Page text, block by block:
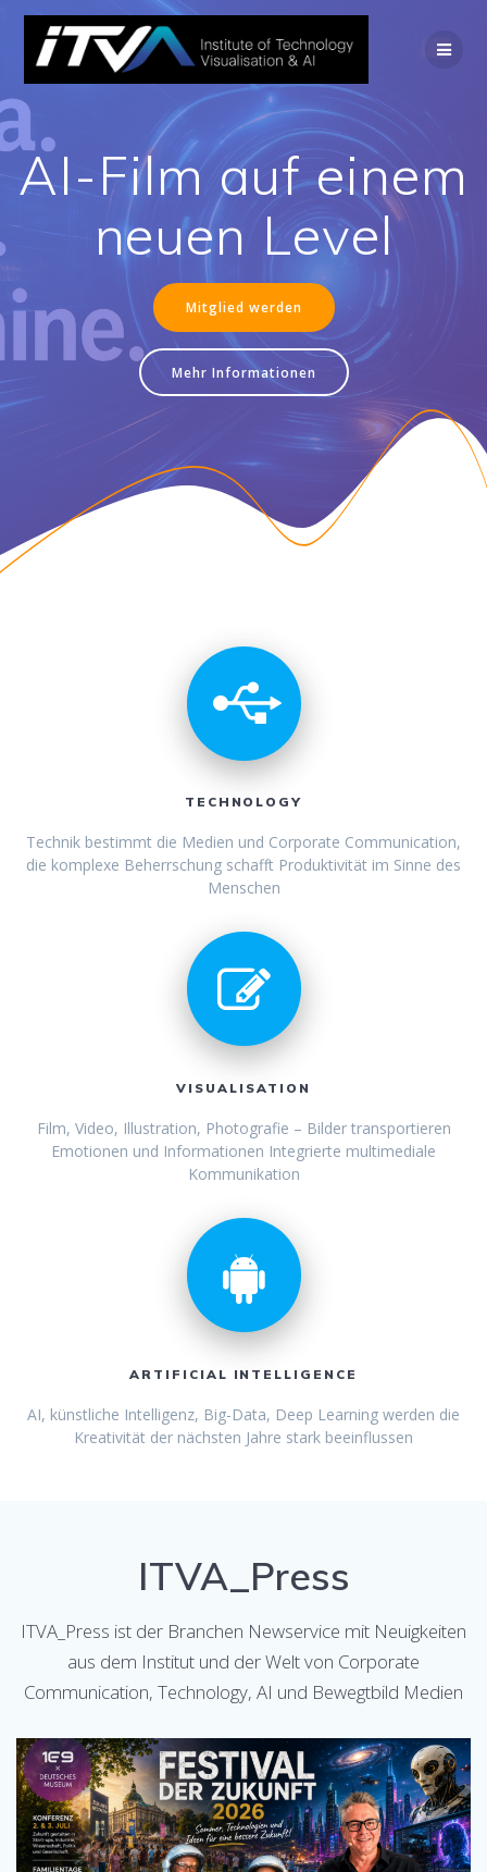
Zum
Inhalt
springen
AI-Film auf einem
neuen Level
Mitglied werden
Mehr Informationen
TECHNOLOGY
Technik bestimmt die Medien und Corporate Communication,
die komplexe Beherrschung schafft Produktivität im Sinne des
Menschen
VISUALISATION
Film, Video, Illustration, Photografie – Bilder transportieren
Emotionen und Informationen Integrierte multimediale
Kommunikation
ARTIFICIAL INTELLIGENCE
AI, künstliche Intelligenz, Big-Data, Deep Learning werden die
Kreativität der nächsten Jahre stark beeinflussen
ITVA_Press
ITVA_Press ist der Branchen Newservice mit Neuigkeiten
aus dem Institut und der Welt von Corporate
Communication, Technology, AI und Bewegtbild Medien